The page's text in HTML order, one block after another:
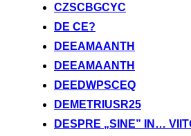
CZSCBGCYC
DE CE?
DEEAMAANTH
DEEAMAANTH
DEEDWPSCEQ
DEMETRIUSR25
DESPRE „SINE” IN…